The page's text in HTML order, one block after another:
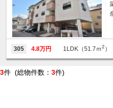
305 4.8万円 1LDK（51.7ｍ2 ）
3件 (総物件数： 3件)